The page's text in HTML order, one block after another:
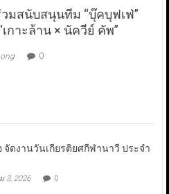
มสนับสนุนทีม “บุ๊คบุฟเฟ่”
กาะล้าน × นัควีย์ คัพ”
0
จัดงานวันเกียรติยศกีฬานาวี ประจำ
3, 2026 0